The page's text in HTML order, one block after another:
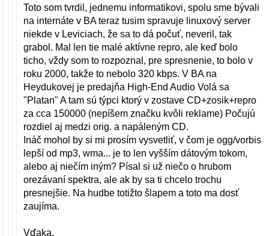
Toto som tvrdil, jednemu informatikovi, spolu sme bývali
na internáte v BA teraz tusim spravuje linuxový server
niekde v Leviciach, že sa to dá počuť, neveril, tak
grabol. Mal len tie malé aktívne repro, ale keď bolo
ticho, vždy som to rozpoznal, pre spresnenie, to bolo v
roku 2000, takže to nebolo 320 kbps. V BA na
Heydukovej je predajňa High-End Audio Volá sa
"Platan" A tam sú týpci ktorý v zostave CD+zosik+repro
za cca 150000 (nepíšem značku kvôli reklame) Počujú
rozdiel aj medzi orig. a napáleným CD.
Ináč mohol by si mi prosím vysvetliť, v čom je ogg/vorbis
lepší od mp3, wma... je to len vyšším dátovým tokom,
alebo aj niečím iným? Písal si už niečo o hrubom
orezávaní spektra, ale ak by sa ti chcelo trochu
presnejšie. Na hudbe totižto šlapem a toto ma dosť
zaujíma.
Vďaka.